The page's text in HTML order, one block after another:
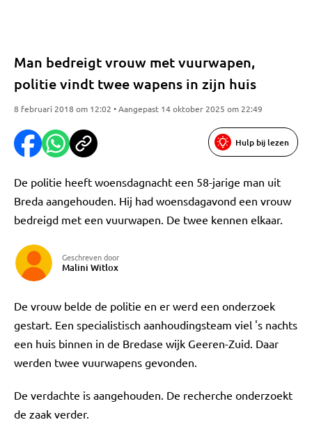
Man bedreigt vrouw met vuurwapen,
politie vindt twee wapens in zijn huis
8 februari 2018 om 12:02 • Aangepast 14 oktober 2025 om 22:49
Hulp bij lezen
De politie heeft woensdagnacht een 58-jarige man uit
Breda aangehouden. Hij had woensdagavond een vrouw
bedreigd met een vuurwapen. De twee kennen elkaar.
Geschreven door
Malini Witlox
De vrouw belde de politie en er werd een onderzoek
gestart. Een specialistisch aanhoudingsteam viel 's nachts
een huis binnen in de Bredase wijk Geeren-Zuid. Daar
werden twee vuurwapens gevonden.
De verdachte is aangehouden. De recherche onderzoekt
de zaak verder.